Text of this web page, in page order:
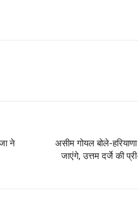
ने
असीम गोयल बोले-
जाएंगे, उत्तम दर्जे की